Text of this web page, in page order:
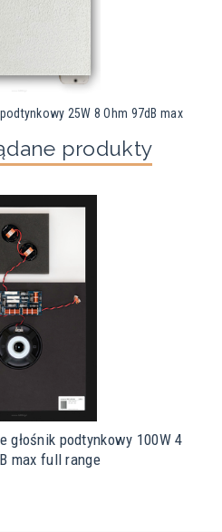
25W 8 Ohm 97dB max
produkty
głośnik podtynkowy 100W 4
max full range